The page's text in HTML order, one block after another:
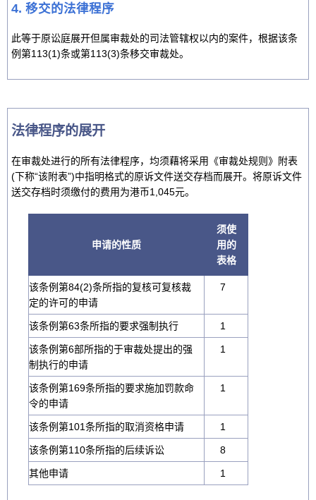
4. 移交的法律程序
此等于原讼庭展开但属审裁处的司法管辖权以内的案件，根据该条
例第113(1)条或第113(3)条移交审裁处。
法律程序的展开
在审裁处进行的所有法律程序，均须藉将采用《审裁处规则》附表
(下称“该附表”)中指明格式的原诉文件送交存档而展开。将原诉文件
送交存档时须缴付的费用为港币1,045元。
申请的性质
须使
用的
表格
该条例第84(2)条所指的复核可复核裁
定的许可的申请
7
该条例第63条所指的要求强制执行 1
该条例第6部所指的于审裁处提出的强
制执行的申请
1
该条例第169条所指的要求施加罚款命
令的申请
1
该条例第101条所指的取消资格申请 1
该条例第110条所指的后续诉讼 8
其他申请 1